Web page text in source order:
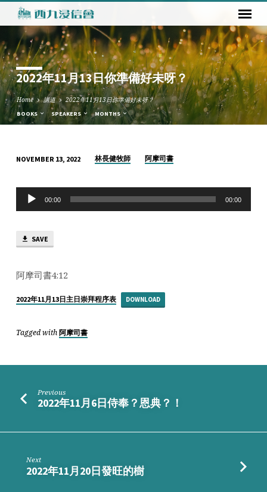
2022年11月13日你準備好未呀？
Home 講道 2022年11月13日你準備好未呀？
BOOKS SPEAKERS MONTHS
年
11
月
日
準
好
呀？
NOVEMBER 13, 2022 林長健牧師 阿摩司書
Audio
Player
00:00 00:00
SAVE
阿摩司書4:12
2022年11月13日主日崇拜程序表 DOWNLOAD
Tagged with 阿摩司書
Previous
2022年11月6日侍奉？恩典？！
Next
2022年11月20日發旺的樹